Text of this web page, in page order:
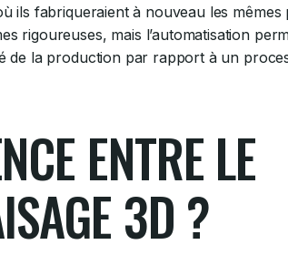
ils fabriqueraient à nouveau les mêmes
rigoureuses, mais l’automatisation
de la production par rapport à un
ENTRE LE
3D ?